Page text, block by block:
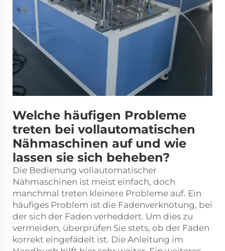
Welche häufigen Probleme
treten bei vollautomatischen
Nähmaschinen auf und wie
lassen sie sich beheben?
Die Bedienung vollautomatischer
Nähmaschinen ist meist einfach, doch
manchmal treten kleinere Probleme auf. Ein
häufiges Problem ist die Fadenverknotung, bei
der sich der Faden verheddert. Um dies zu
vermeiden, überprüfen Sie stets, ob der Faden
korrekt eingefädelt ist. Die Anleitung im